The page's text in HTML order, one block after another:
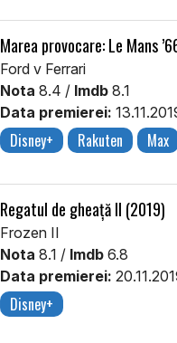
Marea provocare: Le Mans
Ford v Ferrari
Nota 8.4 / Imdb 8.1
Data premierei:
Disney+ Rakuten Max
Regatul de gheață II (2019)
Frozen II
Nota 8.1 / Imdb 6.8
Data premierei:
Disney+